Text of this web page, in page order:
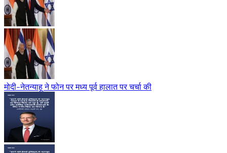
मोदी-नेतन्याहू ने फोन पर मध्य पूर्व हालात पर चर्चा की